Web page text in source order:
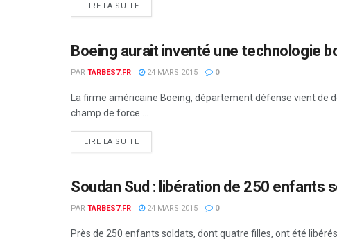
LIRE LA SUITEDETAILS
MONDE
Boeing aurait inventé une technologie
PAR TARBES7.FR 24 MARS 2015 0
La firme américaine Boeing, département défense vient
champ de force....
LIRE LA SUITEDETAILS
MONDE
Soudan Sud : libération de 250 enfants
PAR TARBES7.FR 24 MARS 2015 0
Près de 250 enfants soldats, dont quatre filles, ont été